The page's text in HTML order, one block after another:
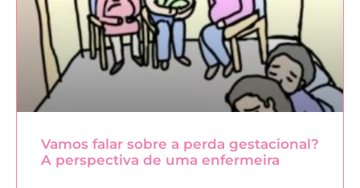
Vamos falar sobre a perda gestacional?
A perspectiva de uma enfermeira